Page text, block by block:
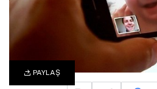
PAYLAŞ